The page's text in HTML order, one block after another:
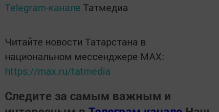
Telegram-канале Татмедиа
Читайте новости Татарстана в
национальном мессенджере MАХ:
https://max.ru/tatmedia
Следите за самым важным и